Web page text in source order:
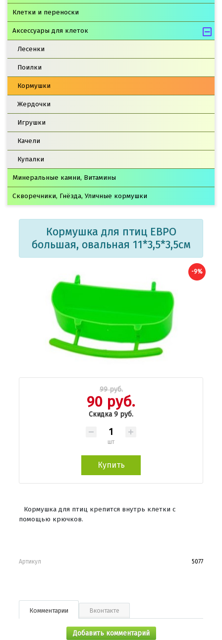
Клетки и переноски
Аксессуары для клеток
Лесенки
Поилки
Кормушки
Жердочки
Игрушки
Качели
Купалки
Минеральные камни, Витамины
Скворечники, Гнёзда, Уличные кормушки
Кормушка для птиц ЕВРО
большая, овальная 11*3,5*3,5см
-9%
99 руб.
90 руб.
Скидка 9 руб.
шт
Купить
Кормушка для птиц крепится внутрь клетки с
помощью крючков.
Артикул 5077
Комментарии Вконтакте
Добавить комментарий